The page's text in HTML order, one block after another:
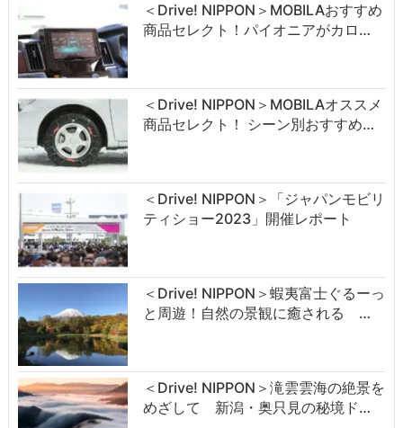
＜Drive! NIPPON＞MOBILAおすすめ
商品セレクト！パイオニアがカロ…
＜Drive! NIPPON＞MOBILAオススメ
商品セレクト！ シーン別おすすめ…
＜Drive! NIPPON＞「ジャパンモビリ
ティショー2023」開催レポート
＜Drive! NIPPON＞蝦夷富士ぐるーっ
と周遊！自然の景観に癒される …
＜Drive! NIPPON＞滝雲雲海の絶景を
めざして 新潟・奥只見の秘境ド…